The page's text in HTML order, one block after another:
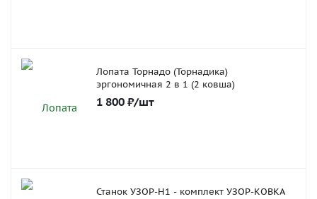
Лопата Торнадо (Торнадика)
эргономичная 2 в 1 (2 ковша)
1 800 ₽/шт
Станок УЗОР-Н1 - комплект УЗОР-КОВКА